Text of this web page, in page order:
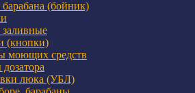
(бойник)
(кнопки)
моющих средств
люка (УБЛ)